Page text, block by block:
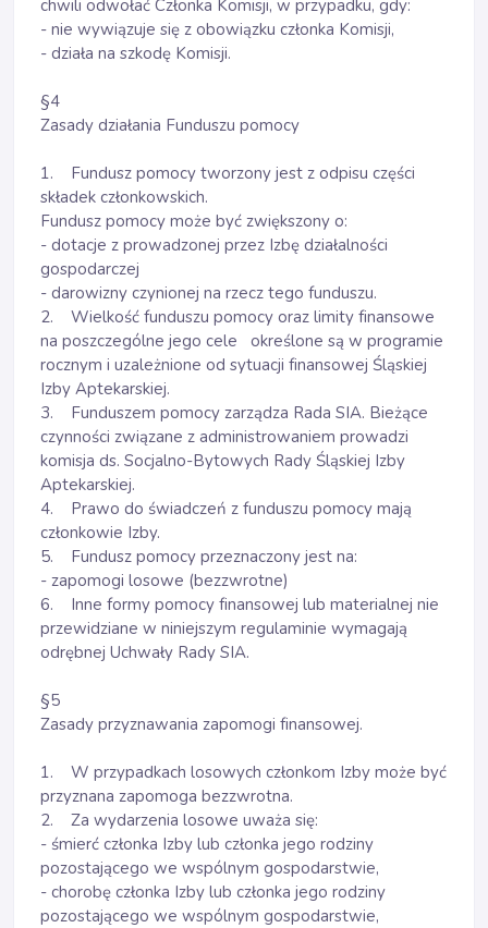
chwili odwołać Członka Komisji, w przypadku, gdy:
- nie wywiązuje się z obowiązku członka Komisji,
- działa na szkodę Komisji.
§4
Zasady działania Funduszu pomocy
1. Fundusz pomocy tworzony jest z odpisu części
składek członkowskich.
Fundusz pomocy może być zwiększony o:
- dotacje z prowadzonej przez Izbę działalności
gospodarczej
- darowizny czynionej na rzecz tego funduszu.
2. Wielkość funduszu pomocy oraz limity finansowe
na poszczególne jego cele określone są w programie
rocznym i uzależnione od sytuacji finansowej Śląskiej
Izby Aptekarskiej.
3. Funduszem pomocy zarządza Rada SIA. Bieżące
czynności związane z administrowaniem prowadzi
komisja ds. Socjalno-Bytowych Rady Śląskiej Izby
Aptekarskiej.
4. Prawo do świadczeń z funduszu pomocy mają
członkowie Izby.
5. Fundusz pomocy przeznaczony jest na:
- zapomogi losowe (bezzwrotne)
6. Inne formy pomocy finansowej lub materialnej nie
przewidziane w niniejszym regulaminie wymagają
odrębnej Uchwały Rady SIA.
§5
Zasady przyznawania zapomogi finansowej.
1. W przypadkach losowych członkom Izby może być
przyznana zapomoga bezzwrotna.
2. Za wydarzenia losowe uważa się:
- śmierć członka Izby lub członka jego rodziny
pozostającego we wspólnym gospodarstwie,
- chorobę członka Izby lub członka jego rodziny
pozostającego we wspólnym gospodarstwie,